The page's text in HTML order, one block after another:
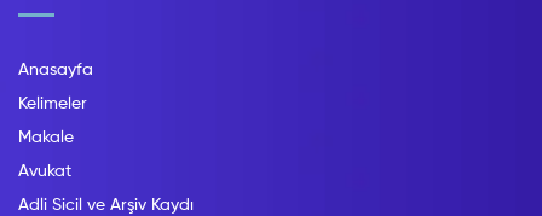
Anasayfa
Kelimeler
Makale
Avukat
Adli Sicil ve Arşiv Kaydı